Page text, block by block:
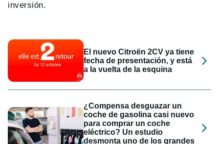
inversión.
El nuevo Citroën 2CV ya tiene
fecha de presentación, y está
a la vuelta de la esquina
¿Compensa desguazar un
coche de gasolina casi nuevo
para comprar un coche
eléctrico? Un estudio
desmonta uno de los grandes